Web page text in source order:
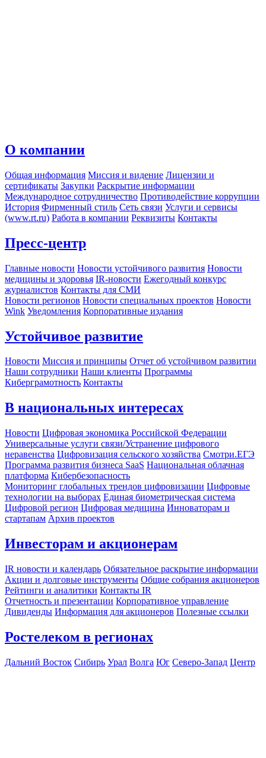
О компании
Общая информация Миссия и видение Лицензии и
сертификаты Закупки Раскрытие информации
Международное сотрудничество Противодействие коррупции
История Фирменный стиль Сеть связи Услуги и сервисы
(www.rt.ru) Работа в компании Реквизиты Контакты
Пресс-центр
Главные новости Новости устойчивого развития Новости
медицины и здоровья IR-новости Ежегодный конкурс
журналистов Контакты для СМИ
Новости регионов Новости специальных проектов Новости
Wink Уведомления Корпоративные издания
Устойчивое развитие
Новости Миссия и принципы Отчет об устойчивом развитии
Наши сотрудники Наши клиенты Программы
Киберграмотность Контакты
В национальных интересах
Новости Цифровая экономика Российской Федерации
Универсальные услуги связи/Устранение цифрового
неравенства Цифровизация сельского хозяйства Смотри.ЕГЭ
Программа развития бизнеса SaaS Национальная облачная
платформа Кибербезопасность
Мониторинг глобальных трендов цифровизации Цифровые
технологии на выборах Единая биометрическая система
Цифровой регион Цифровая медицина Инноваторам и
стартапам Архив проектов
Инвесторам и акционерам
IR новости и календарь Обязательное раскрытие информации
Акции и долговые инструменты Общие собрания акционеров
Рейтинги и аналитики Контакты IR
Отчетность и презентации Корпоративное управление
Дивиденды Информация для акционеров Полезные ссылки
Ростелеком в регионах
Дальний Восток Сибирь Урал Волга Юг Северо-Запад Центр